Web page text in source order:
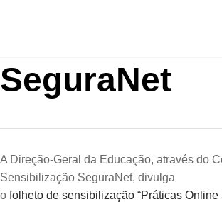
SeguraNet
A Direção-Geral da Educação, através do
Sensibilização SeguraNet, divulga
o folheto de sensibilização “Práticas Online